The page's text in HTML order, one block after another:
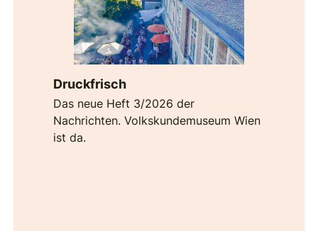
Druckfrisch
Das neue Heft 3/2026 der
Nachrichten. Volkskundemuseum Wien
ist da.